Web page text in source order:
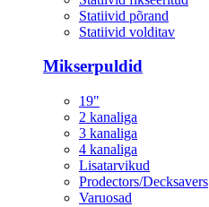
Statiivid põrand
Statiivid volditav
Mikserpuldid
19"
2 kanaliga
3 kanaliga
4 kanaliga
Lisatarvikud
Prodectors/Decksavers
Varuosad